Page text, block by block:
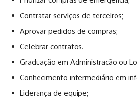
Contratar serviços de terceiros;
Aprovar pedidos de compras;
Celebrar contratos.
Graduação em Administração ou
Conhecimento intermediário em
Liderança de equipe;